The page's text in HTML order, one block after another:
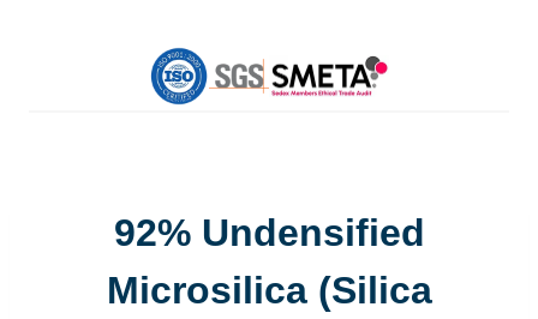
92% Undensified
Microsilica(Silica